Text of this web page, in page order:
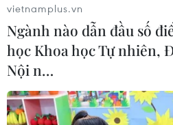
Không quân Mỹ ngày 19/5 cho
lượng này đã đạt được bước
phát triển vũ khí siêu thanh
đấu.
vietnamplus.vn
Ngành nào dẫn đầu số
học Khoa học Tự nhiên,
Nội n…